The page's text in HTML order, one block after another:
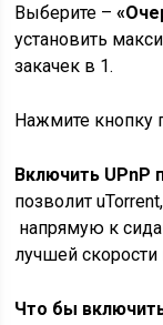
Выберите –
установить
закачек в 1.
Нажмите кнопку
Включить UPnP
позволит
напрямую к
лучшей скорости
Что бы